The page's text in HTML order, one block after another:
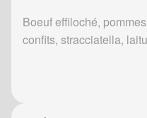
Boeuf effiloché,
confits, stracciatella,